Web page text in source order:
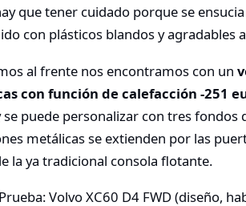
que tener cuidado porque se
con plásticos blandos y agradables
al frente nos encontramos con un
con función de calefacción -251
se puede personalizar con tres
metálicas se extienden por las
la ya tradicional consola flotante.